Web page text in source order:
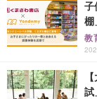
子
棚
教
試